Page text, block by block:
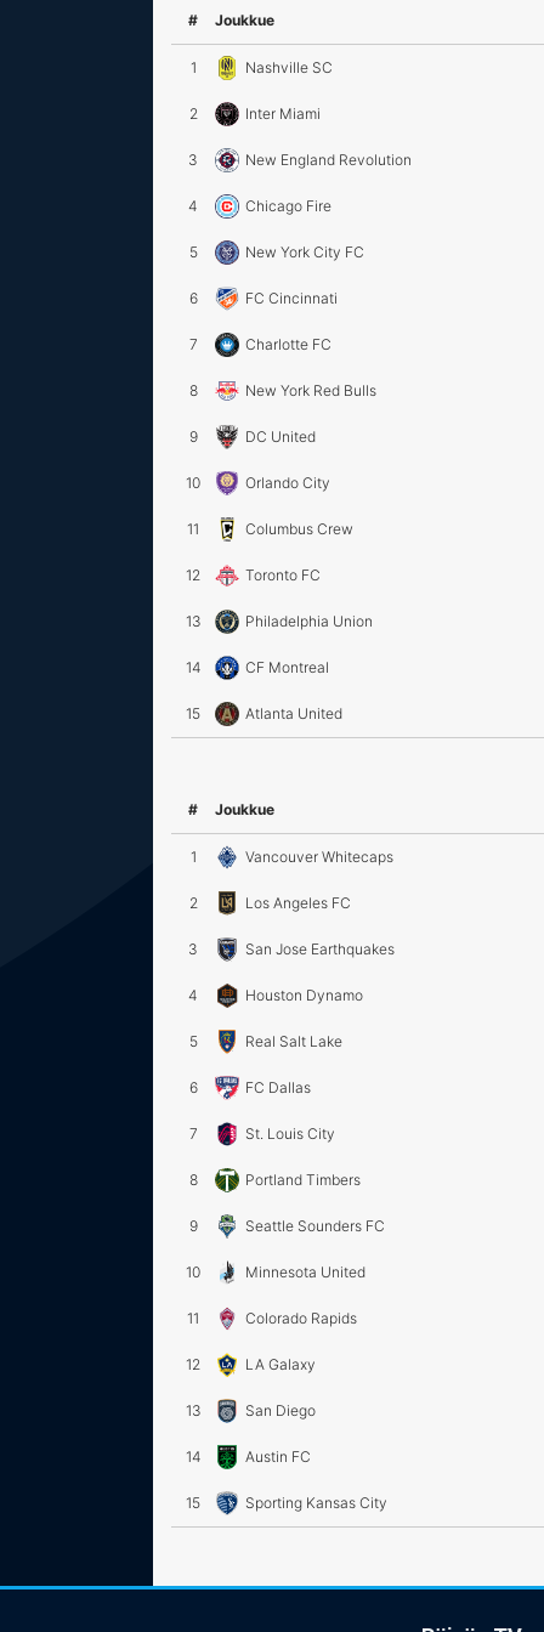
# Joukkue
1 Nashville SC
2 Inter Miami
3 New England Revolution
4 Chicago Fire
5 New York City FC
6 FC Cincinnati
7 Charlotte FC
8 New York Red Bulls
9 DC United
10 Orlando City
11 Columbus Crew
12 Toronto FC
13 Philadelphia Union
14 CF Montreal
15 Atlanta United
# Joukkue
1 Vancouver Whitecaps
2 Los Angeles FC
3 San Jose Earthquakes
4 Houston Dynamo
5 Real Salt Lake
6 FC Dallas
7 St. Louis City
8 Portland Timbers
9 Seattle Sounders FC
10 Minnesota United
11 Colorado Rapids
12 LA Galaxy
13 San Diego
14 Austin FC
15 Sporting Kansas City